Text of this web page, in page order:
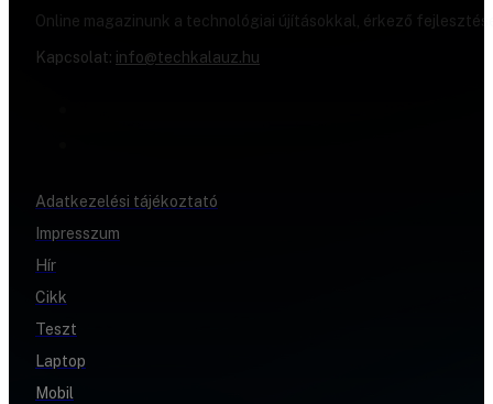
Online magazinunk a technológiai újításokkal, érkező
Kapcsolat: info@techkalauz.hu
Adatkezelési tájékoztató
Impresszum
Hír
Cikk
Teszt
Laptop
Mobil